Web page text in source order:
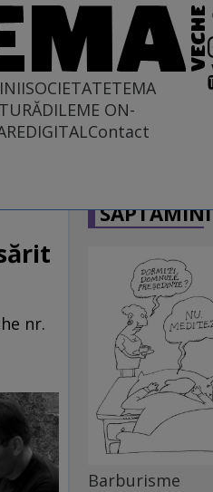
SOCIETATETEMA
DILEME ON-
DIGITALContact
nr.
Barburisme